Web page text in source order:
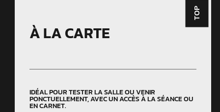
À LA CARTE
IDÉAL POUR TESTER LA SALLE OU VENIR
PONCTUELLEMENT, AVEC UN ACCÈS À LA SÉANCE OU
EN CARNET.
TOP